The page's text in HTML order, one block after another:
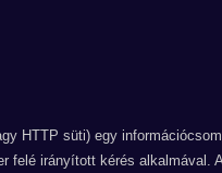
HTTP süti) egy
felé irányított kérés alkalmával.